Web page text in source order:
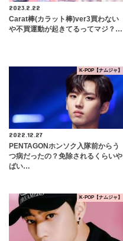
2023.2.22
Carat棒(カラット棒)ver3買わない
や不買運動が起きてるってマジ？…
K-POP【ナムジャ】
2022.12.27
PENTAGONホンソク入隊前からう
つ病だったの？免除されるくらいや
ばい…
K-POP【ナムジャ】